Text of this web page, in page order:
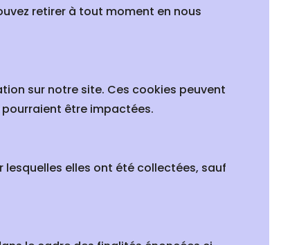
retirer à tout moment en nous
sur notre site. Ces cookies peuvent
être impactées.
elles ont été collectées, sauf